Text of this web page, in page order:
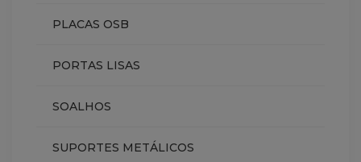
PLACAS OSB
PORTAS LISAS
SOALHOS
SUPORTES METÁLICOS